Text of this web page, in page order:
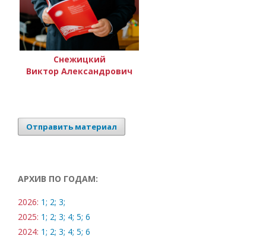
Снежицкий
Виктор Александрович
Отправить материал
АРХИВ ПО ГОДАМ:
2026: 1; 2; 3;
2025: 1; 2; 3; 4; 5; 6
2024: 1; 2; 3; 4; 5; 6